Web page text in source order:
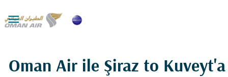

Oman Air ile Şiraz to Kuveyt'a